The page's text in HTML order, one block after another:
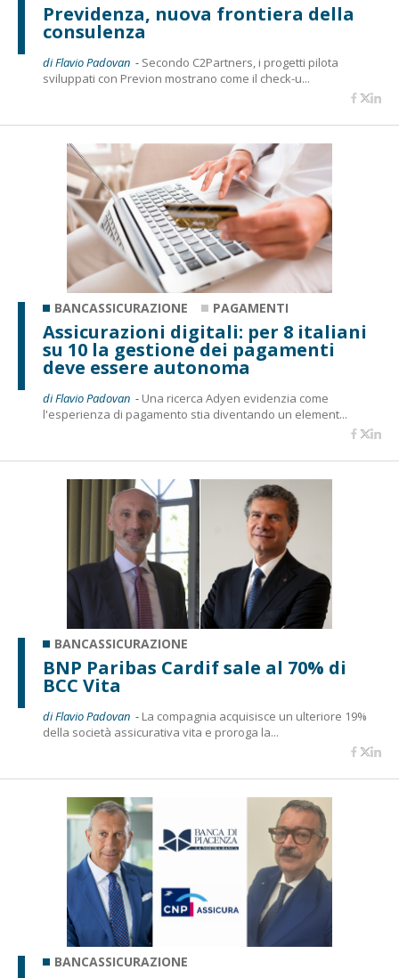
Previdenza, nuova frontiera della
consulenza
di Flavio Padovan - Secondo C2Partners, i progetti pilota
sviluppati con Previon mostrano come il check-u...
BANCASSICURAZIONE PAGAMENTI
Assicurazioni digitali: per 8 italiani
su 10 la gestione dei pagamenti
deve essere autonoma
di Flavio Padovan - Una ricerca Adyen evidenzia come
l'esperienza di pagamento stia diventando un element...
BANCASSICURAZIONE
BNP Paribas Cardif sale al 70% di
BCC Vita
di Flavio Padovan - La compagnia acquisisce un ulteriore 19%
della società assicurativa vita e proroga la...
BANCASSICURAZIONE